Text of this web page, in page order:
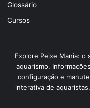
Glossário
Cursos
Explore Peixe Mania:
aquarismo.
configuração e
interativa de